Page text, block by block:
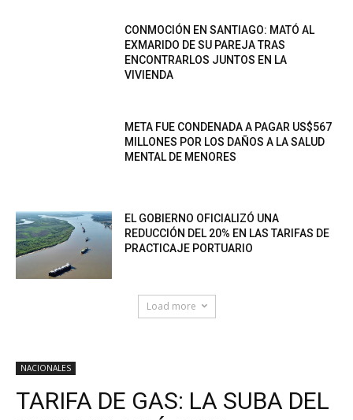
CONMOCIÓN EN SANTIAGO: MATÓ AL
EXMARIDO DE SU PAREJA TRAS
ENCONTRARLOS JUNTOS EN LA
VIVIENDA
META FUE CONDENADA A PAGAR US$567
MILLONES POR LOS DAÑOS A LA SALUD
MENTAL DE MENORES
EL GOBIERNO OFICIALIZÓ UNA
REDUCCIÓN DEL 20% EN LAS TARIFAS DE
PRACTICAJE PORTUARIO
Load more